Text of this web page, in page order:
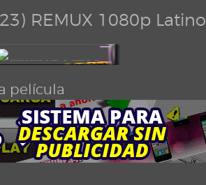
REMUX 1080p Latino
película